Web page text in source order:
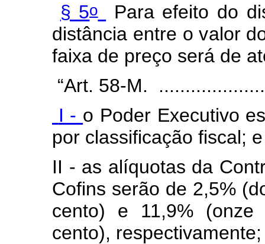
§ 5o
Para efeito do
distância entre o valor
faixa de preço será de
“Art. 58-M.
I - o Poder Executivo
por classificação fiscal; e
II - as alíquotas da
Cofins serão de 2,5%
cento) e 11,9%
cento), respectivamente;